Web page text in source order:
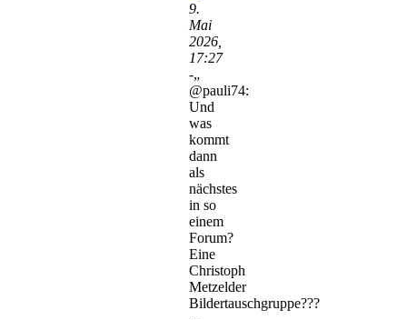
9.
Mai
2026,
17:27
-„
@pauli74:
Und
was
kommt
dann
als
nächstes
in so
einem
Forum?
Eine
Christoph
Metzelder
Bildertauschgruppe???